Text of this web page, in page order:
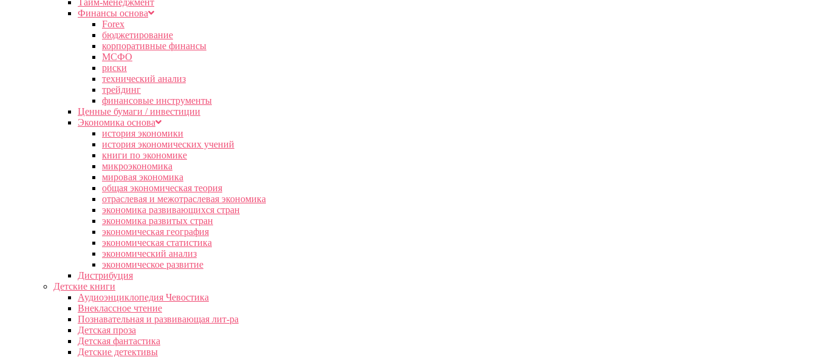
Тайм-менеджмент
Финансы основа
Forex
бюджетирование
корпоративные финансы
МСФО
риски
технический анализ
трейдинг
финансовые инструменты
Ценные бумаги / инвестиции
Экономика основа
история экономики
история экономических учений
книги по экономике
микроэкономика
мировая экономика
общая экономическая теория
отраслевая и межотраслевая экономика
экономика развивающихся стран
экономика развитых стран
экономическая география
экономическая статистика
экономический анализ
экономическое развитие
Дистрибуция
Детские книги
Аудиоэнциклопедия Чевостика
Внеклассное чтение
Познавательная и развивающая лит-ра
Детская проза
Детская фантастика
Детские детективы